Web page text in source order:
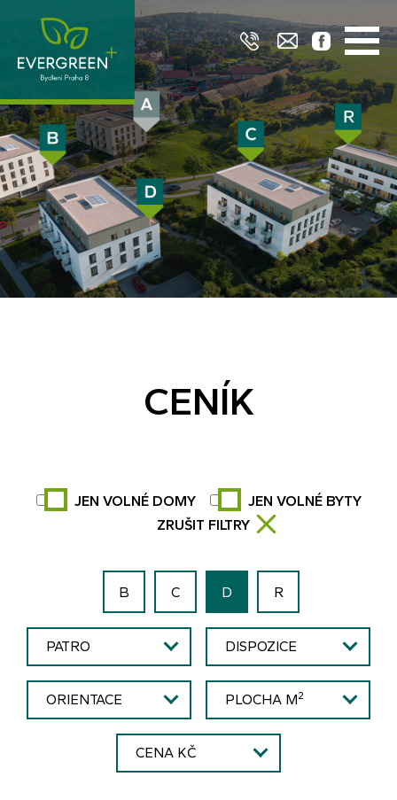
O projektu
Lokalita
Nabídka
Standardy
Novinky
Kontakt
KLIENTSKÝ PORTÁL
CENÍK
JEN VOLNÉ DOMY
JEN VOLNÉ BYTY
ZRUŠIT FILTRY
PATRO DISPOZICE
ORIENTACE PLOCHA M2
CENA KČ